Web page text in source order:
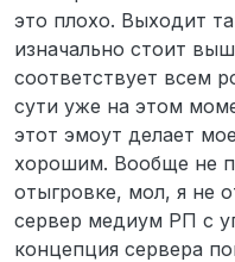
это плохо. Выходит
изначально стоит
соответствует всем
сути уже на этом
этот эмоут делает
хорошим. Вообще не
отыгровке, мол, я не
сервер медиум РП с
концепция сервера